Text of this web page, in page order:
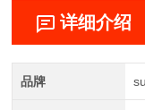
详细介绍
品牌